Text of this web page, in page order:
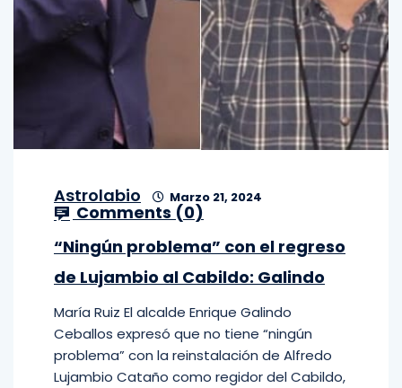
Astrolabio Marzo 21, 2024
Comments (0)
“Ningún problema” con el regreso
de Lujambio al Cabildo: Galindo
María Ruiz El alcalde Enrique Galindo
Ceballos expresó que no tiene “ningún
problema” con la reinstalación de Alfredo
Lujambio Cataño como regidor del Cabildo,